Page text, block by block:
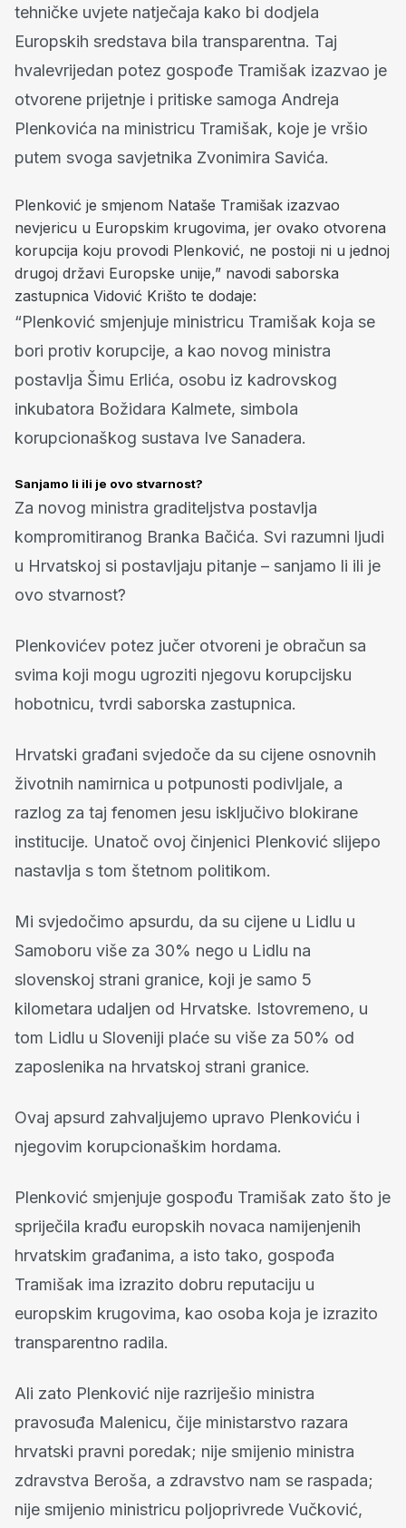
tehničke uvjete natječaja kako bi dodjela
Europskih sredstava bila transparentna. Taj
hvalevrijedan potez gospođe Tramišak izazvao je
otvorene prijetnje i pritiske samoga Andreja
Plenkovića na ministricu Tramišak, koje je vršio
putem svoga savjetnika Zvonimira Savića.
Plenković je smjenom Nataše Tramišak izazvao
nevjericu u Europskim krugovima, jer ovako otvorena
korupcija koju provodi Plenković, ne postoji ni u jednoj
drugoj državi Europske unije,” navodi saborska
zastupnica Vidović Krišto te dodaje:
“Plenković smjenjuje ministricu Tramišak koja se
bori protiv korupcije, a kao novog ministra
postavlja Šimu Erlića, osobu iz kadrovskog
inkubatora Božidara Kalmete, simbola
korupcionaškog sustava Ive Sanadera.
Sanjamo li ili je ovo stvarnost?
Za novog ministra graditeljstva postavlja
kompromitiranog Branka Bačića. Svi razumni ljudi
u Hrvatskoj si postavljaju pitanje – sanjamo li ili je
ovo stvarnost?
Plenkovićev potez jučer otvoreni je obračun sa
svima koji mogu ugroziti njegovu korupcijsku
hobotnicu, tvrdi saborska zastupnica.
Hrvatski građani svjedoče da su cijene osnovnih
životnih namirnica u potpunosti podivljale, a
razlog za taj fenomen jesu isključivo blokirane
institucije. Unatoč ovoj činjenici Plenković slijepo
nastavlja s tom štetnom politikom.
Mi svjedočimo apsurdu, da su cijene u Lidlu u
Samoboru više za 30% nego u Lidlu na
slovenskoj strani granice, koji je samo 5
kilometara udaljen od Hrvatske. Istovremeno, u
tom Lidlu u Sloveniji plaće su više za 50% od
zaposlenika na hrvatskoj strani granice.
Ovaj apsurd zahvaljujemo upravo Plenkoviću i
njegovim korupcionaškim hordama.
Plenković smjenjuje gospođu Tramišak zato što je
spriječila krađu europskih novaca namijenjenih
hrvatskim građanima, a isto tako, gospođa
Tramišak ima izrazito dobru reputaciju u
europskim krugovima, kao osoba koja je izrazito
transparentno radila.
Ali zato Plenković nije razriješio ministra
pravosuđa Malenicu, čije ministarstvo razara
hrvatski pravni poredak; nije smijenio ministra
zdravstva Beroša, a zdravstvo nam se raspada;
nije smijenio ministricu poljoprivrede Vučković,